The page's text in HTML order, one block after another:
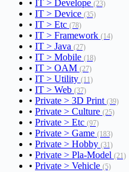
• IT > Develope (23)
• IT > Device (35)
• IT > Etc (78)
• IT > Framework (14)
• IT > Java (27)
• IT > Mobile (18)
• IT > OAM (27)
• IT > Utility (11)
• IT > Web (37)
• Private > 3D Print (39)
• Private > Culture (25)
• Private > Etc (97)
• Private > Game (183)
• Private > Hobby (31)
• Private > Pla-Model (21)
• Private > Vehicle (5)